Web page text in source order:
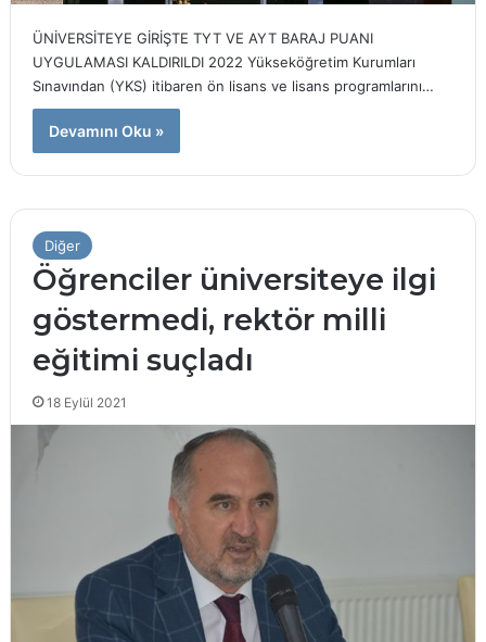
ÜNİVERSİTEYE GİRİŞTE TYT VE AYT BARAJ PUANI
UYGULAMASI KALDIRILDI 2022 Yükseköğretim Kurumları
Sınavından (YKS) itibaren ön lisans ve lisans programlarını…
Devamını Oku »
Diğer
Öğrenciler üniversiteye ilgi
göstermedi, rektör milli
eğitimi suçladı
18 Eylül 2021